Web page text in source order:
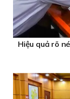
Hiệu quả rõ